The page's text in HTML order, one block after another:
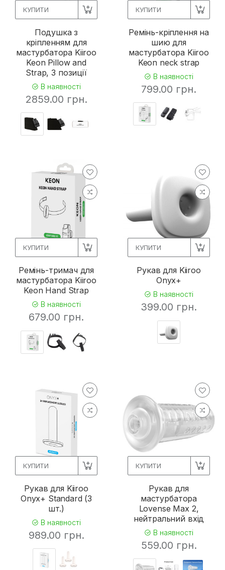
КУПИТИ
Подушка з
кріпленням для
мастурбатора Kiiroo
Keon Pillow and
Strap, 3 позиції
В наявності
2859.00 грн.
КУПИТИ
Ремінь-кріплення на
шию для
мастурбатора Kiiroo
Keon neck strap
В наявності
799.00 грн.
КУПИТИ
Ремінь-тримач для
мастурбатора Kiiroo
Keon Hand Strap
В наявності
679.00 грн.
КУПИТИ
Рукав для Kiiroo
Onyx+
В наявності
399.00 грн.
КУПИТИ
Рукав для Kiiroo
Onyx+ Standard (3
шт.)
В наявності
989.00 грн.
КУПИТИ
Рукав для
мастурбатора
Lovense Max 2,
нейтральний вхід
В наявності
559.00 грн.